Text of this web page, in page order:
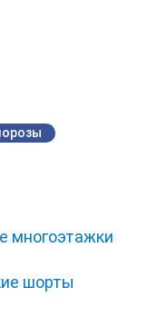
многоэтажки
шорты